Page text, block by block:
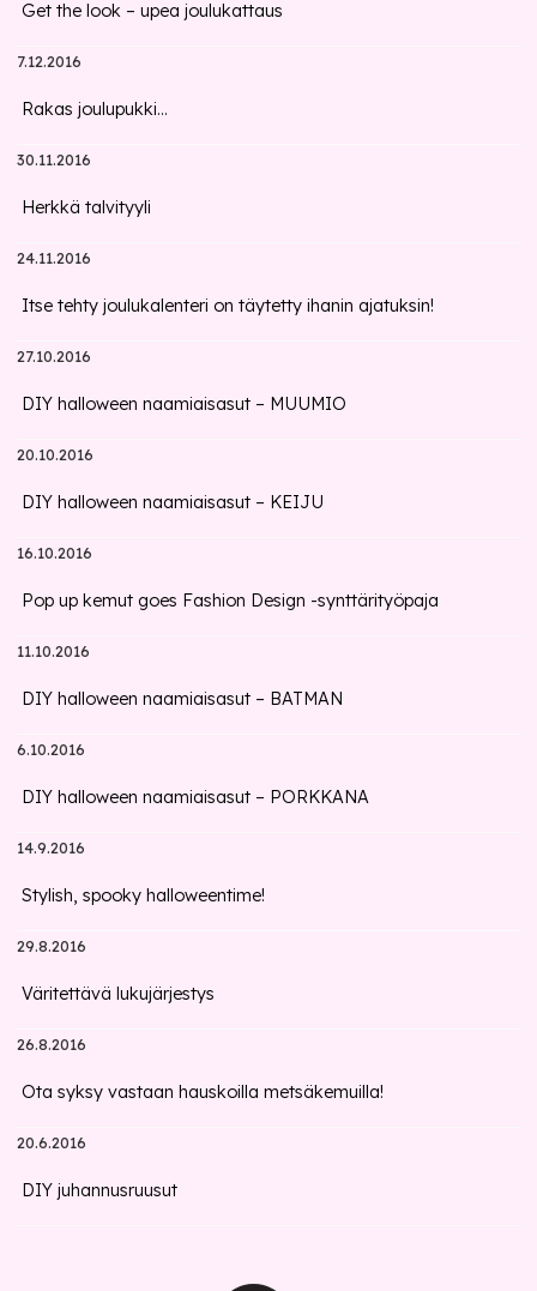
Get the look – upea joulukattaus
7.12.2016
Rakas joulupukki...
30.11.2016
Herkkä talvityyli
24.11.2016
Itse tehty joulukalenteri on täytetty ihanin ajatuksin!
27.10.2016
DIY halloween naamiaisasut – MUUMIO
20.10.2016
DIY halloween naamiaisasut – KEIJU
16.10.2016
Pop up kemut goes Fashion Design -synttärityöpaja
11.10.2016
DIY halloween naamiaisasut – BATMAN
6.10.2016
DIY halloween naamiaisasut – PORKKANA
14.9.2016
Stylish, spooky halloweentime!
29.8.2016
Väritettävä lukujärjestys
26.8.2016
Ota syksy vastaan hauskoilla metsäkemuilla!
20.6.2016
DIY juhannusruusut